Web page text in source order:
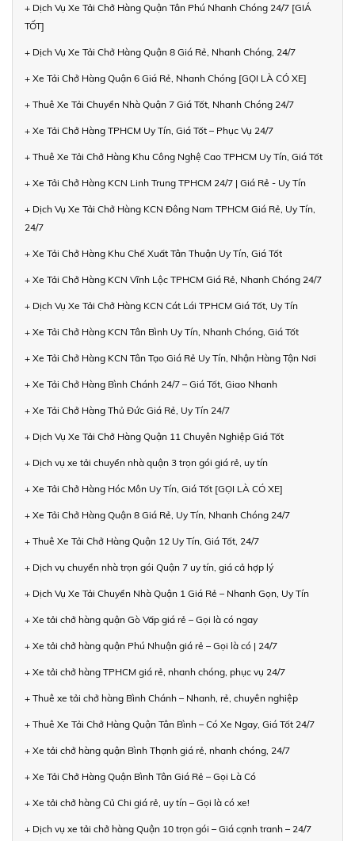
+ Dịch Vụ Xe Tải Chở Hàng Quận Tân Phú Nhanh Chóng 24/7 [GIÁ
TỐT]
+ Dịch Vụ Xe Tải Chở Hàng Quận 8 Giá Rẻ, Nhanh Chóng, 24/7
+ Xe Tải Chở Hàng Quận 6 Giá Rẻ, Nhanh Chóng [GỌI LÀ CÓ XE]
+ Thuê Xe Tải Chuyển Nhà Quận 7 Giá Tốt, Nhanh Chóng 24/7
+ Xe Tải Chở Hàng TPHCM Uy Tín, Giá Tốt – Phục Vụ 24/7
+ Thuê Xe Tải Chở Hàng Khu Công Nghệ Cao TPHCM Uy Tín, Giá Tốt
+ Xe Tải Chở Hàng KCN Linh Trung TPHCM 24/7 | Giá Rẻ - Uy Tín
+ Dịch Vụ Xe Tải Chở Hàng KCN Đông Nam TPHCM Giá Rẻ, Uy Tín,
24/7
+ Xe Tải Chở Hàng Khu Chế Xuất Tân Thuận Uy Tín, Giá Tốt
+ Xe Tải Chở Hàng KCN Vĩnh Lộc TPHCM Giá Rẻ, Nhanh Chóng 24/7
+ Dịch Vụ Xe Tải Chở Hàng KCN Cát Lái TPHCM Giá Tốt, Uy Tín
+ Xe Tải Chở Hàng KCN Tân Bình Uy Tín, Nhanh Chóng, Giá Tốt
+ Xe Tải Chở Hàng KCN Tân Tạo Giá Rẻ Uy Tín, Nhận Hàng Tận Nơi
+ Xe Tải Chở Hàng Bình Chánh 24/7 – Giá Tốt, Giao Nhanh
+ Xe Tải Chở Hàng Thủ Đức Giá Rẻ, Uy Tín 24/7
+ Dịch Vụ Xe Tải Chở Hàng Quận 11 Chuyên Nghiệp Giá Tốt
+ Dịch vụ xe tải chuyển nhà quận 3 trọn gói giá rẻ, uy tín
+ Xe Tải Chở Hàng Hóc Môn Uy Tín, Giá Tốt [GỌI LÀ CÓ XE]
+ Xe Tải Chở Hàng Quận 8 Giá Rẻ, Uy Tín, Nhanh Chóng 24/7
+ Thuê Xe Tải Chở Hàng Quận 12 Uy Tín, Giá Tốt, 24/7
+ Dịch vụ chuyển nhà trọn gói Quận 7 uy tín, giá cả hợp lý
+ Dịch Vụ Xe Tải Chuyển Nhà Quận 1 Giá Rẻ – Nhanh Gọn, Uy Tín
+ Xe tải chở hàng quận Gò Vấp giá rẻ – Gọi là có ngay
+ Xe tải chở hàng quận Phú Nhuận giá rẻ – Gọi là có | 24/7
+ Xe tải chở hàng TPHCM giá rẻ, nhanh chóng, phục vụ 24/7
+ Thuê xe tải chở hàng Bình Chánh – Nhanh, rẻ, chuyên nghiệp
+ Thuê Xe Tải Chở Hàng Quận Tân Bình – Có Xe Ngay, Giá Tốt 24/7
+ Xe tải chở hàng quận Bình Thạnh giá rẻ, nhanh chóng, 24/7
+ Xe Tải Chở Hàng Quận Bình Tân Giá Rẻ – Gọi Là Có
+ Xe tải chở hàng Củ Chi giá rẻ, uy tín – Gọi là có xe!
+ Dịch vụ xe tải chở hàng Quận 10 trọn gói – Giá cạnh tranh – 24/7